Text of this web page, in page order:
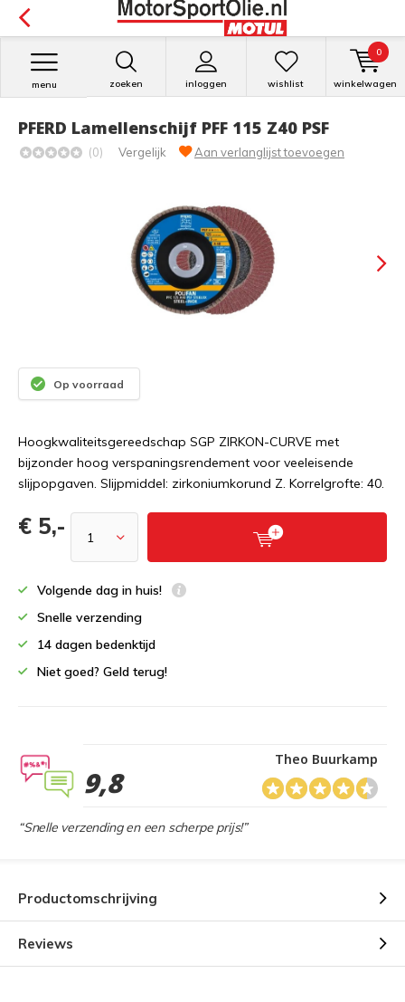
zoeken inloggen
menu wishlist winkelwagen
0
PFERD Lamellenschijf PFF 115 Z40 PSF
(0) Vergelijk Aan verlanglijst toevoegen
Op voorraad
Hoogkwaliteitsgereedschap SGP ZIRKON-CURVE met
bijzonder hoog verspaningsrendement voor veeleisende
slijpopgaven. Slijpmiddel: zirkoniumkorund Z. Korrelgrofte: 40.
€ 5,-
Volgende dag in huis!
Snelle verzending
14 dagen bedenktijd
Niet goed? Geld terug!
9,8
Theo Buurkamp
“Snelle verzending en een scherpe prijs!”
Productomschrijving
Reviews